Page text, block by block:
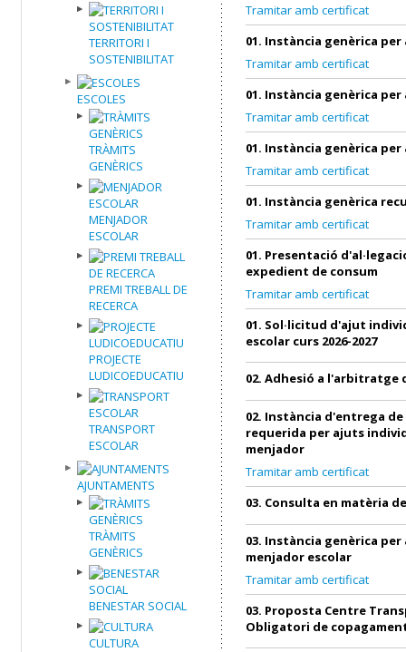
TERRITORI I
SOSTENIBILITAT
ESCOLES
TRÀMITS
GENÈRICS
MENJADOR
ESCOLAR
PREMI TREBALL DE
RECERCA
PROJECTE
LUDICOEDUCATIU
TRANSPORT
ESCOLAR
AJUNTAMENTS
TRÀMITS
GENÈRICS
BENESTAR SOCIAL
CULTURA
Tramitar amb certificat
01. Instància genèrica
Tramitar amb certificat
01. Instància genèrica
Tramitar amb certificat
01. Instància genèrica
Tramitar amb certificat
01. Instància genèrica
Tramitar amb certificat
01. Presentació
expedient de consum
Tramitar amb certificat
01. Sol·licitud d'ajut
escolar curs 2026-2027
02. Adhesió a l'arbitratge
02. Instància d'entrega
requerida per ajuts
menjador
Tramitar amb certificat
03. Consulta en matèria
03. Instància genèrica
menjador escolar
Tramitar amb certificat
03. Proposta Centre
Obligatori de